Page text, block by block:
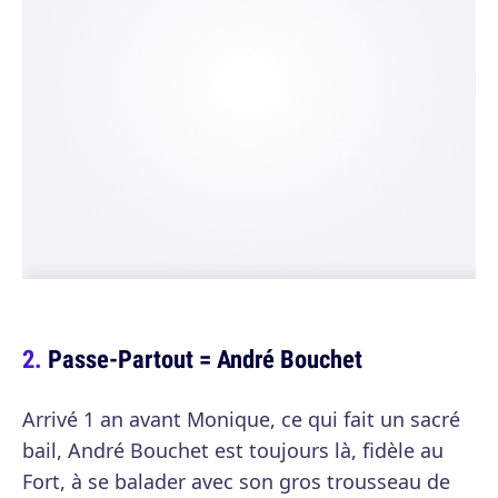
Passe-Partout = André Bouchet
Arrivé 1 an avant Monique, ce qui fait un sacré
bail, André Bouchet est toujours là, fidèle au
Fort, à se balader avec son gros trousseau de